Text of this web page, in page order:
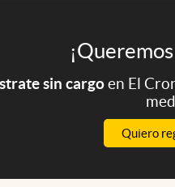
sin cargoen El
Quiero